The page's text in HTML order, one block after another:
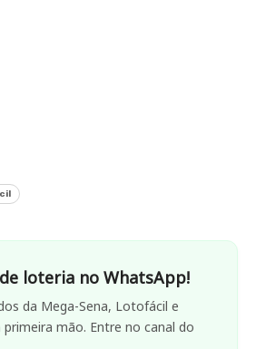
loteria no WhatsApp!
da Mega-Sena, Lotofácil e
mão. Entre no canal do